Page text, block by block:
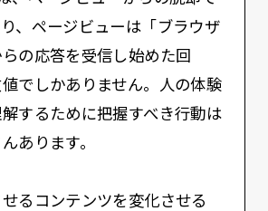
、ページビューは「ブラウザ
の応答を受信し始めた回
でしかありません。人の体験
するために把握すべき行動は
あります。
るコンテンツを変化させる